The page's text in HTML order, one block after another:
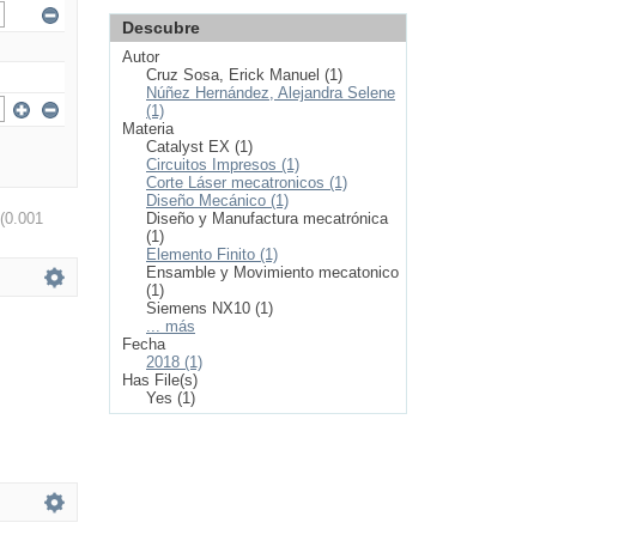
(0.001
Descubre
Autor
Cruz Sosa, Erick Manuel (1)
Núñez Hernández, Alejandra Selene
(1)
Materia
Catalyst EX (1)
Circuitos Impresos (1)
Corte Láser mecatronicos (1)
Diseño Mecánico (1)
Diseño y Manufactura mecatrónica
(1)
Elemento Finito (1)
Ensamble y Movimiento mecatonico
(1)
Siemens NX10 (1)
... más
Fecha
2018 (1)
Has File(s)
Yes (1)